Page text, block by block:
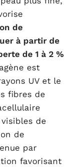
de
à partir de
de 1 à 2 %
est
UV et le
fibres de
de
de
par
favorisant